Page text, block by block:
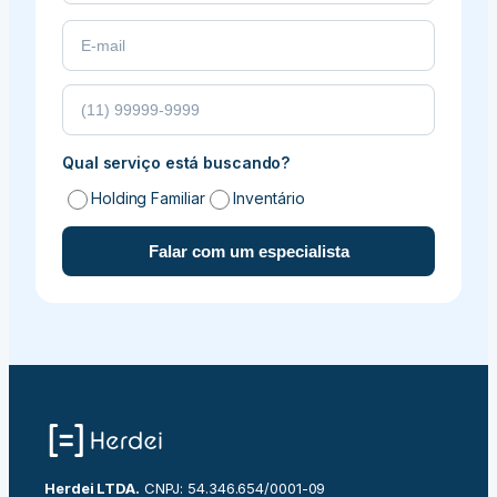
Qual serviço está buscando?
Holding Familiar
Inventário
Falar com um especialista
Herdei LTDA. CNPJ: 54.346.654/0001-09